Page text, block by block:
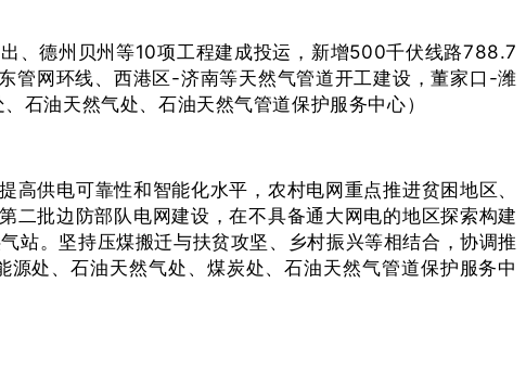
、德州贝州等10项工程建成投运，新增500千伏线路788.7
网环线、西港区-济南等天然气管道开工建设，董家口-潍
石油天然气处、石油天然气管道保护服务中心）
供电可靠性和智能化水平，农村电网重点推进贫困地区、
批边防部队电网建设，在不具备通大网电的地区探索构建
站。坚持压煤搬迁与扶贫攻坚、乡村振兴等相结合，协调推
处、石油天然气处、煤炭处、石油天然气管道保护服务中